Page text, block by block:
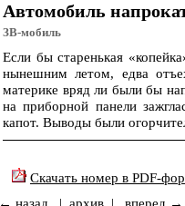
Автомобиль
ЗВ-мобиль
Если бы старенькая
нынешним летом, едва
материке вряд ли были бы
на приборной панели
капот. Выводы были
Скачать номер в PDF-
← назад | архив | вперед →